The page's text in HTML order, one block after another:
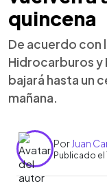
quincena
De acuerdo con
Hidrocarburos y
bajará hasta un
mañana.
Por Juan
Publicado el